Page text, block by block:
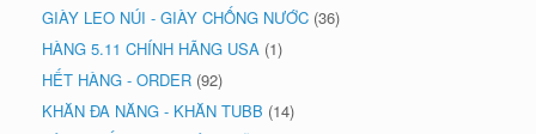
GIÀY LEO NÚI - GIÀY CHỐNG NƯỚC (36)
HÀNG 5.11 CHÍNH HÃNG USA (1)
HẾT HÀNG - ORDER (92)
KHĂN ĐA NĂNG - KHĂN TUBB (14)